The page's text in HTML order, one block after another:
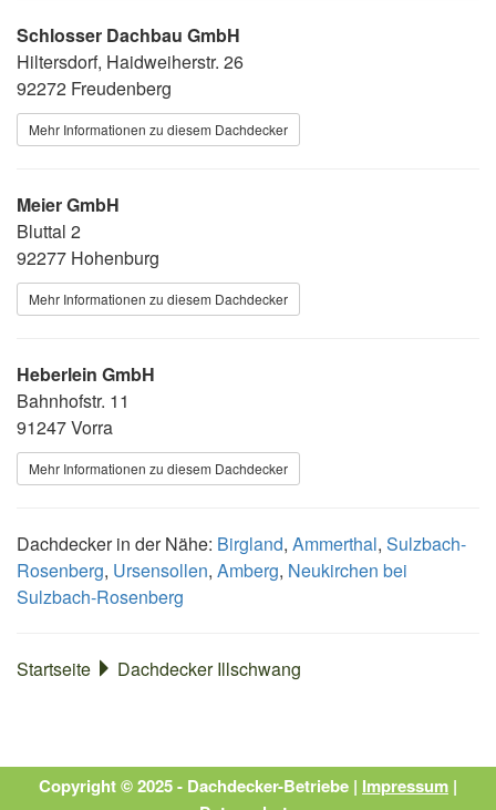
Schlosser Dachbau GmbH
Hiltersdorf, Haidweiherstr. 26
92272 Freudenberg
Mehr Informationen zu diesem Dachdecker
Meier GmbH
Bluttal 2
92277 Hohenburg
Mehr Informationen zu diesem Dachdecker
Heberlein GmbH
Bahnhofstr. 11
91247 Vorra
Mehr Informationen zu diesem Dachdecker
Dachdecker in der Nähe: Birgland, Ammerthal, Sulzbach-
Rosenberg, Ursensollen, Amberg, Neukirchen bei
Sulzbach-Rosenberg
Startseite Dachdecker Illschwang
Copyright © 2025 - Dachdecker-Betriebe | Impressum |